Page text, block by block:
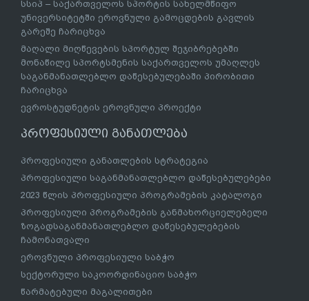
სსიპ – საქართველოს სპორტის სახელმწიფო
უნივერსიტეტში ეროვნული გამოცდების გავლის
გარეშე ჩარიცხვა
მაღალი მიღწევების სპორტულ შეჯიბრებებში
მონაწილე სპორტსმენის საქართველოს უმაღლეს
საგანმანათლებლო დაწესებულებაში პირობითი
ჩარიცხვა
ევროსტუდნეტის ეროვნული პროექტი
პროფესიული განათლება
პროფესიული განათლების სტრატეგია
პროფესიული საგანმანათლებლო დაწესებულებები
2023 წლის პროფესიული პროგრამების კატალოგი
პროფესიული პროგრამების განმახორციელებელი
ზოგადსაგანმანათლებლო დაწესებულებების
ჩამონათვალი
ეროვნული პროფესიული საბჭო
სექტორული საკოორდინაციო საბჭო
წარმატებული მაგალითები